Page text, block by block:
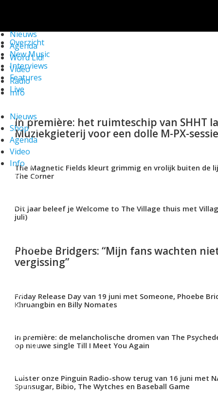
Nieuws
Agenda
Word Lid!
Video
Radio
Info
Nieuws
Shop
Agenda
Video
Info
Overzicht
New Music
Interviews
Features
Live
NEW
MUSIC
In première: het ruimteschip van SHHT
Muziekgieterij voor een dolle M-PX-sessie
NEW
MUSIC
The Magnetic Fields kleurt grimmig en vrolijk buiten de
The Corner
LIVE
Dit jaar beleef je Welcome to The Village thuis met
juli)
INTERVIEW
Phoebe Bridgers: “Mijn fans wachten
vergissing”
NEW
MUSIC
Friday Release Day van 19 juni met Someone, Phoebe
Khruangbin en Billy Nomates
NEW
MUSIC
In première: de melancholische dromen van The
op nieuwe single Till I Meet You Again
NEW
MUSIC
Luister onze Pinguin Radio-show terug van 16 juni met
Spunsugar, Bibio, The Wytches en Baseball Game
gebruiken van de website, gaan we er vanuit dat je ermee
instemt.Check!